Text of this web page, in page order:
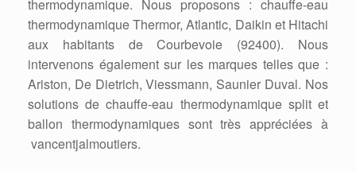
thermodynamique. Nous proposons : chauffe-eau
thermodynamique Thermor, Atlantic, Daikin et Hitachi
aux habitants de Courbevoie (92400). Nous
intervenons également sur les marques telles que :
Ariston, De Dietrich, Viessmann, Saunier Duval. Nos
solutions de chauffe-eau thermodynamique split et
ballon thermodynamiques sont très appréciées à
vancentjalmoutiers.